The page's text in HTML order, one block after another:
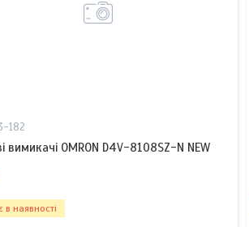
182
вимикачі OMRON D4V-8108SZ-N NEW
в наявності